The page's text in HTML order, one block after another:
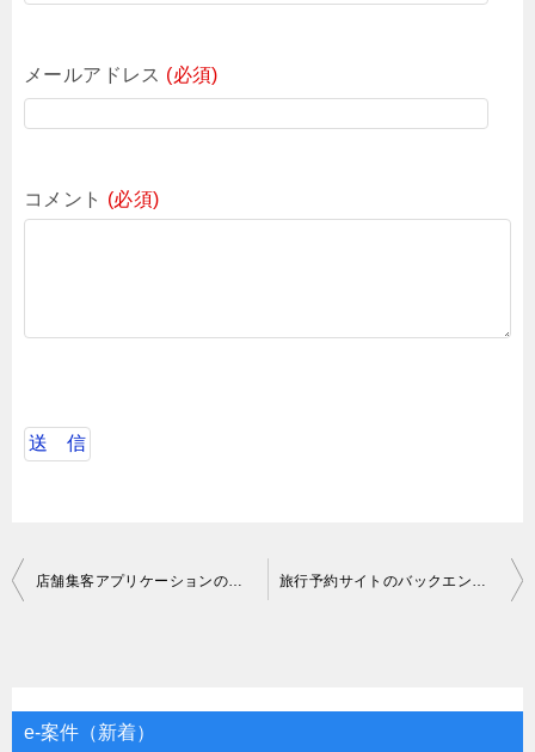
メールアドレス (必須)
コメント (必須)
投
ゲ
店舗集客アプリケーションのディレクション業務 旅行予約サイトのバックエンド開発案件
e-案件（新着）